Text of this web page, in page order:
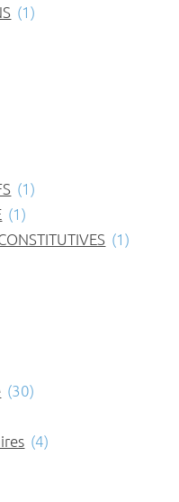
(1)
(1)
(1)
(1)
(30)
(4)